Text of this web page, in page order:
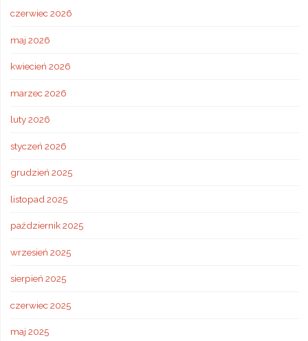
czerwiec 2026
maj 2026
kwiecień 2026
marzec 2026
luty 2026
styczeń 2026
grudzień 2025
listopad 2025
październik 2025
wrzesień 2025
sierpień 2025
czerwiec 2025
maj 2025